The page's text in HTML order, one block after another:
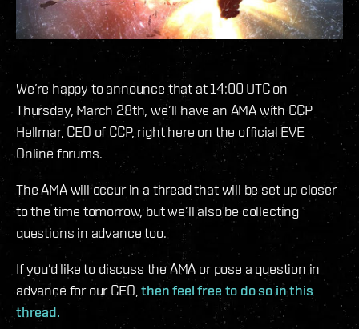
We’re happy to announce that at 14:00 UTC on
Thursday, March 28th, we’ll have an AMA with CCP
Hellmar, CEO of CCP, right here on the official EVE
Online forums.
The AMA will occur in a thread that will be set up closer
to the time tomorrow, but we’ll also be collecting
questions in advance too.
If you’d like to discuss the AMA or pose a question in
advance for our CEO,then feel free to do so in this
thread.